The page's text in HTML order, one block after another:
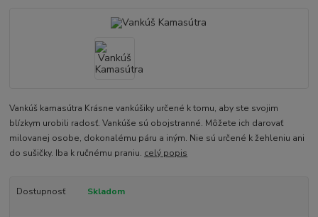
Vankúš kamasútra Krásne vankúšiky určené k tomu, aby ste svojim
blízkym urobili radosť. Vankúše sú obojstranné. Môžete ich darovať
milovanej osobe, dokonalému páru a iným. Nie sú určené k žehleniu ani
do sušičky. Iba k ručnému praniu. celý popis
Dostupnosť Skladom